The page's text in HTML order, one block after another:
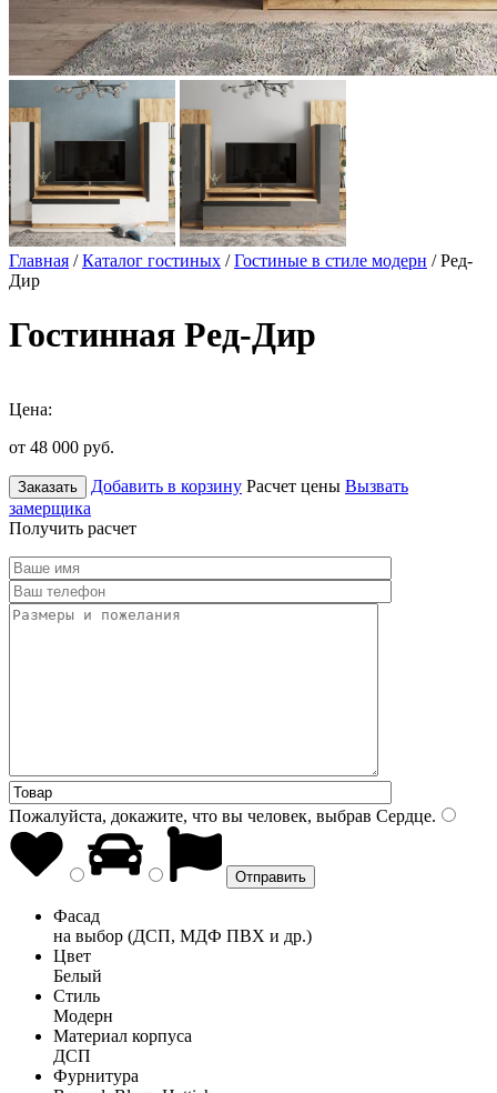
Главная /Каталог гостиных /Гостиные в стиле модерн / Ред-
Дир
Гостинная Ред-Дир
Цена:
от 48 000 руб.
Заказать Добавить в корзину Расчет цены Вызвать
замерщика
Получить расчет
Пожалуйста, докажите, что вы человек, выбрав Сердце.
Фасад
на выбор (ДСП, МДФ ПВХ и др.)
Цвет
Белый
Стиль
Модерн
Материал корпуса
ДСП
Фурнитура